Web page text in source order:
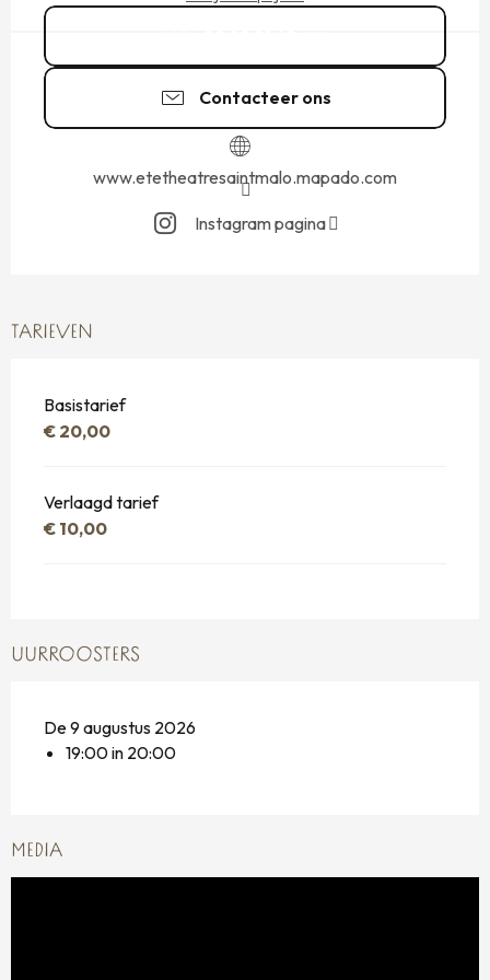
Contacteer ons
www.etetheatresaintmalo.mapado.com
Instagram pagina
TARIEVEN
Basistarief
€ 20,00
Verlaagd tarief
€ 10,00
UURROOSTERS
De 9 augustus 2026
19:00 in 20:00
MEDIA